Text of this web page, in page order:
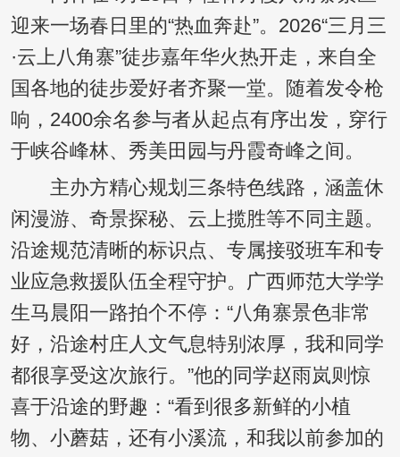
迎来一场春日里的“热血奔赴”。2026“三月三
·云上八角寨”徒步嘉年华火热开走，来自全
国各地的徒步爱好者齐聚一堂。随着发令枪
响，2400余名参与者从起点有序出发，穿行
于峡谷峰林、秀美田园与丹霞奇峰之间。
主办方精心规划三条特色线路，涵盖休
闲漫游、奇景探秘、云上揽胜等不同主题。
沿途规范清晰的标识点、专属接驳班车和专
业应急救援队伍全程守护。广西师范大学学
生马晨阳一路拍个不停：“八角寨景色非常
好，沿途村庄人文气息特别浓厚，我和同学
都很享受这次旅行。”他的同学赵雨岚则惊
喜于沿途的野趣：“看到很多新鲜的小植
物、小蘑菇，还有小溪流，和我以前参加的